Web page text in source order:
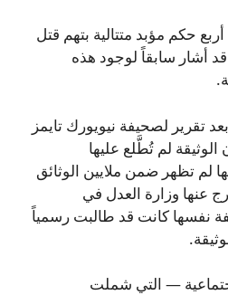
حكم مؤبد متتالية بتهم قتل
أشار سابقاً لوجود هذه
تقرير لصحيفة نيويورك تايمز
لم تُطَّلع عليها
لم تظهر ضمن ملايين الوثائق
عنها وزارة العدل في
نفسها كانت قد طالبت رسمياً
— التي شملت